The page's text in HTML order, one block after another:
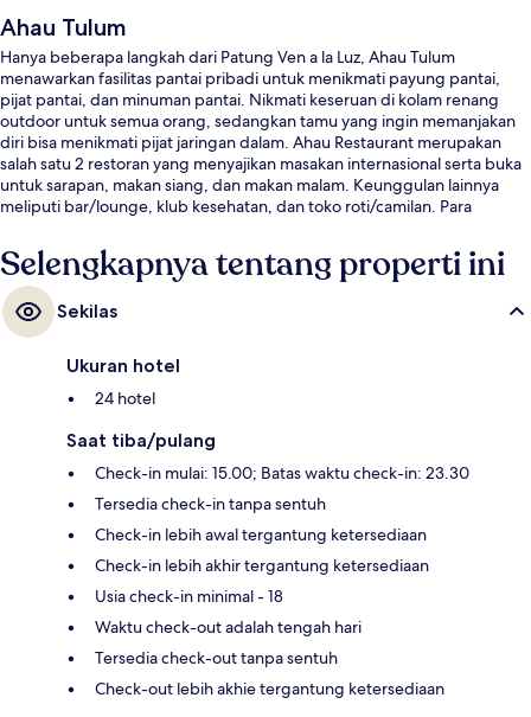
Ahau Tulum
Hanya beberapa langkah dari Patung Ven a la Luz, Ahau Tulum
menawarkan fasilitas pantai pribadi untuk menikmati payung pantai,
pijat pantai, dan minuman pantai. Nikmati keseruan di kolam renang
outdoor untuk semua orang, sedangkan tamu yang ingin memanjakan
diri bisa menikmati pijat jaringan dalam. Ahau Restaurant merupakan
salah satu 2 restoran yang menyajikan masakan internasional serta buka
untuk sarapan, makan siang, dan makan malam. Keunggulan lainnya
meliputi bar/lounge, klub kesehatan, dan toko roti/camilan. Para
Selengkapnya tentang properti ini
Sekilas
Ukuran hotel
24 hotel
Saat tiba/pulang
Check-in mulai: 15.00; Batas waktu check-in: 23.30
Tersedia check-in tanpa sentuh
Check-in lebih awal tergantung ketersediaan
Check-in lebih akhir tergantung ketersediaan
Usia check-in minimal - 18
Waktu check-out adalah tengah hari
Tersedia check-out tanpa sentuh
Check-out lebih akhie tergantung ketersediaan